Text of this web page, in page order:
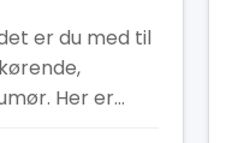
er du med til
Her er